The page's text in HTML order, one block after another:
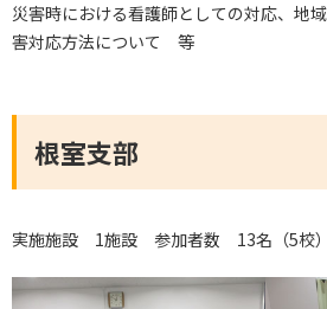
災害時における看護師としての対応、地
害対応方法について 等
根室支部
実施施設 1施設 参加者数 13名（5校）